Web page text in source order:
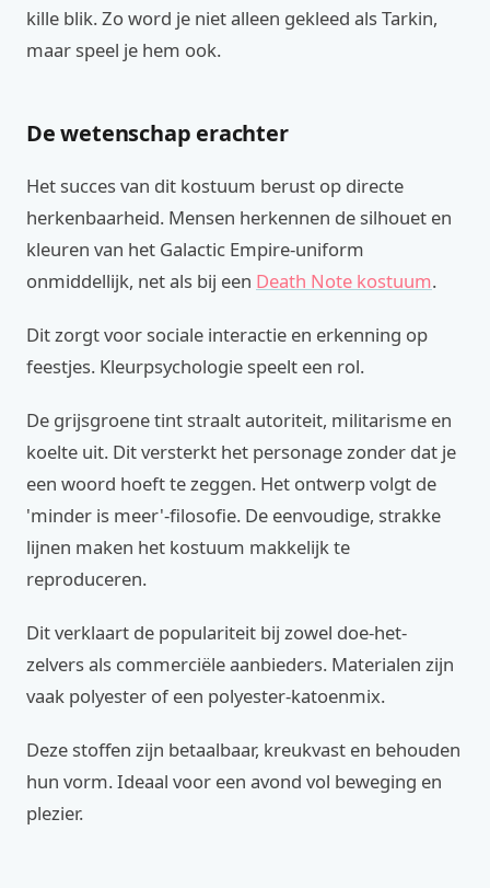
kille blik. Zo word je niet alleen gekleed als Tarkin,
maar speel je hem ook.
De wetenschap erachter
Het succes van dit kostuum berust op directe
herkenbaarheid. Mensen herkennen de silhouet en
kleuren van het Galactic Empire-uniform
onmiddellijk, net als bij een Death Note kostuum.
Dit zorgt voor sociale interactie en erkenning op
feestjes. Kleurpsychologie speelt een rol.
De grijsgroene tint straalt autoriteit, militarisme en
koelte uit. Dit versterkt het personage zonder dat je
een woord hoeft te zeggen. Het ontwerp volgt de
'minder is meer'-filosofie. De eenvoudige, strakke
lijnen maken het kostuum makkelijk te
reproduceren.
Dit verklaart de populariteit bij zowel doe-het-
zelvers als commerciële aanbieders. Materialen zijn
vaak polyester of een polyester-katoenmix.
Deze stoffen zijn betaalbaar, kreukvast en behouden
hun vorm. Ideaal voor een avond vol beweging en
plezier.